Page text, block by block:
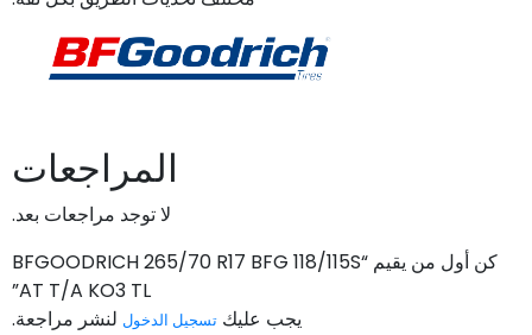
المراجعات
لا توجد مراجعات بعد.
كن أول من يقيم “BFGOODRICH 265/70 R17 BFG 118/115S
AT T/A KO3 TL”
يجب عليك تسجيل الدخول لنشر مراجعة.